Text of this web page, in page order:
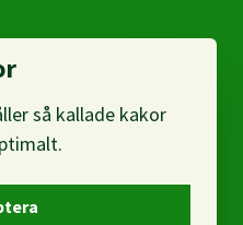
så kallade kakor